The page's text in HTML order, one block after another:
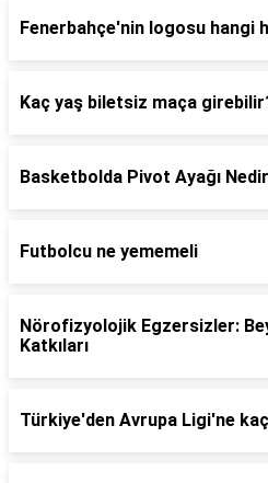
Fenerbahçe'nin logosu hangi
Kaç yaş biletsiz maça
Basketbolda Pivot Ayağı
Futbolcu ne yememeli
Nörofizyolojik Egzersizler:
Katkıları
Türkiye'den Avrupa Ligi'ne